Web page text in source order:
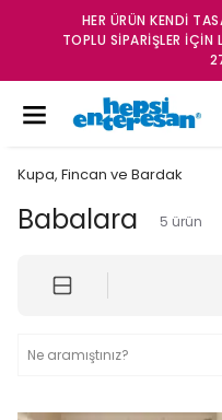
HER ÜRÜN KENDİ
TOPLU SİPARİŞLER İÇİN
Kupa, Fincan ve Bardak
Babalara 5 ürün